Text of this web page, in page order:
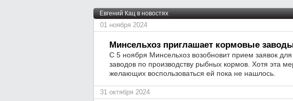
Евгений Кац в новостях
01 ноября 2024
Минсельхоз приглашает кормовые
С 5 ноября Минсельхоз возобновит прием заявок
заводов по производству рыбных кормов. Хотя эта
желающих воспользоваться ей пока не нашлось.
31 октября 2024